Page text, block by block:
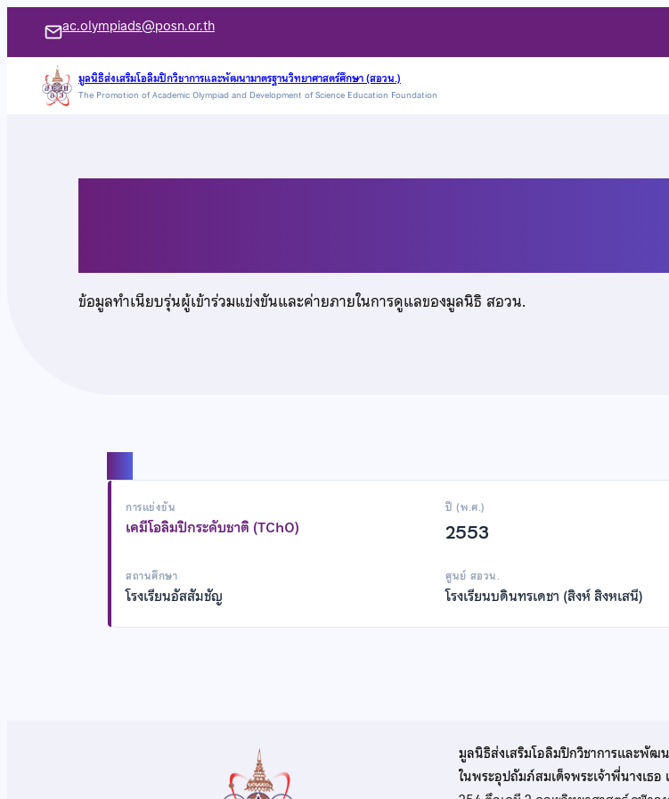
เนื้อหา
ac.olympiads@posn.or.th
มูลนิธิส่งเสริมโอลิมปิกวิชาการและพัฒนามาตรฐานวิทยาศาสตร์ศึกษา (สอวน.)
The Promotion of Academic Olympiad and Development of Science Education Foundation
ข้อมูลทำเนียบรุ่นผู้เข้าร่วมแข่งขันและค่ายภายในการดูแลของมูลนิธิ สอวน.
การแข่งขัน
เคมีโอลิมปิกระดับชาติ (TChO)
ปี (พ.ศ.)
2553
สถานศึกษา
โรงเรียนอัสสัมชัญ
ศูนย์ สอวน.
โรงเรียนบดินทรเดชา (สิงห์ สิงหเสนี)
มูลนิธิส่งเสริมโอลิมปิกวิชาการและพัฒ
ในพระอุปถัมภ์สมเด็จพระเจ้าพี่นางเธ